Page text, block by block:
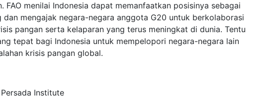
FAO menilai Indonesia dapat memanfaatkan posisinya sebagai
dan mengajak negara-negara anggota G20 untuk berkolaborasi
pangan serta kelaparan yang terus meningkat di dunia. Tentu
tepat bagi Indonesia untuk mempelopori negara-negara lain
krisis pangan global.
Institute